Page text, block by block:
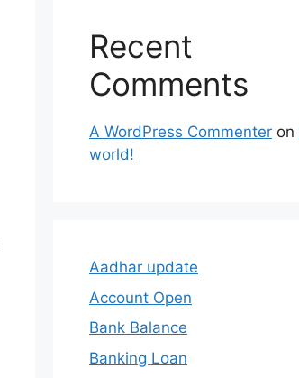
Recent
Comments
A WordPress Commenter on
world!
Aadhar update
Account Open
Bank Balance
Banking Loan